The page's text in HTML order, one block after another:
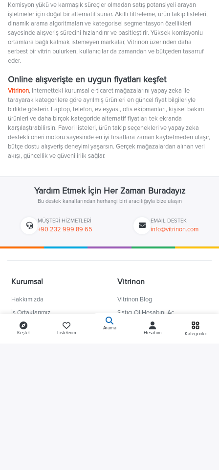
Keşfet Listelerim
Arama
Hesabım
Kategoriler
Komisyon yükü ve karmaşık süreçler olmadan satış potansiyeli arayan
işletmeler için doğal bir alternatif sunar. Akıllı filtreleme, ürün takip listeleri,
dinamik arama algoritmaları ve kategorisel segmentasyon özellikleri
sayesinde alışveriş sürecini hızlandırır ve basitleştirir. Yüksek komisyonlu
ortamlara bağlı kalmak istemeyen markalar, Vitrinon üzerinden daha
serbest bir vitrin bulurken, kullanıcılar da zamandan ve bütçeden tasarruf
eder.
Online alışverişte en uygun fiyatları keşfet
Vitrinon, internetteki kurumsal e-ticaret mağazalarını yapay zeka ile
tarayarak kategorilere göre ayrılmış ürünleri en güncel fiyat bilgileriyle
birlikte gösterir. Laptop, telefon, ev eşyası, ofis ekipmanları, kişisel bakım
ürünleri ve daha birçok kategoride alternatif fiyatları tek ekranda
karşılaştırabilirsin. Favori listeleri, ürün takip seçenekleri ve yapay zeka
destekli öneri motoru sayesinde en iyi fırsatlara zaman kaybetmeden ulaşır,
bütçe dostu alışveriş deneyimi yaşarsın. Gerçek mağazalardan alınan veri
akışı, güncellik ve güvenilirlik sağlar.
Yardım Etmek İçin Her Zaman Buradayız
Bu destek kanallarından herhangi biri aracılığıyla bize ulaşın
MÜŞTERI HIZMETLERI
+90 232 999 89 65
EMAIL DESTEK
info@vitrinon.com
Kurumsal
Hakkımızda
İş Ortaklarımız
Kariyer
Vitrinon
Vitrinon Blog
Satıcı Ol Hesabını Aç
Gizlilik ve Güvenlik